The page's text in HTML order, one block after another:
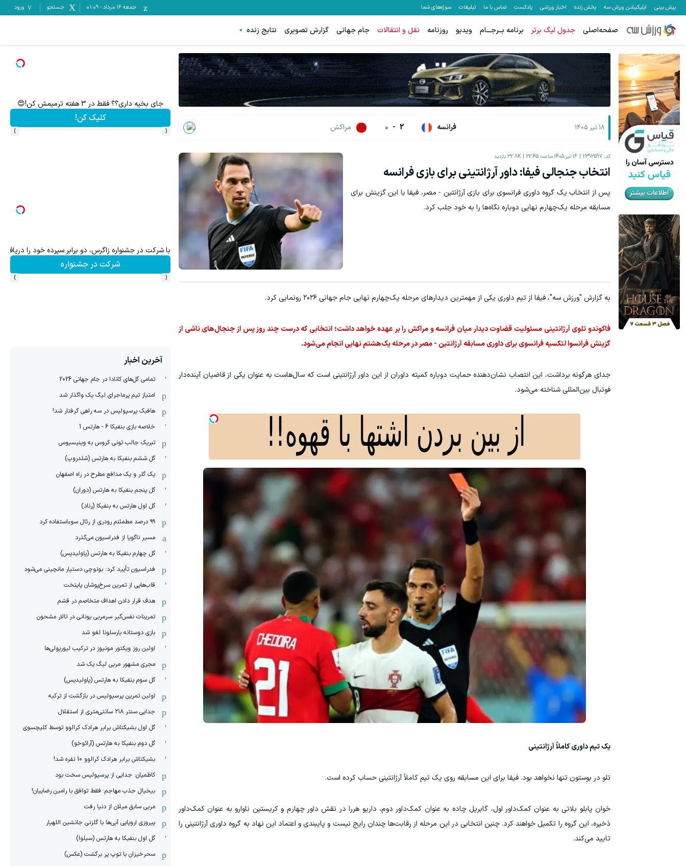
پیش بینی اپلیکیشن ورزش سه پخش زنده اخبار ورزشی پادکست تماس با ما تبلیغات سوژه‌های شما جمعه ۱۶ مرداد -
01:09 جستجو ورود
صفحه‌اصلی جدول لیگ برتر برنامه بــرجـــام ویدیو روزنامه نقل و انتقالات جام جهانی گزارش تصویری نتایج زنده
18 تیر 1405 فرانسه 2
-
0 مراکش
کد: 2393597 16 تیر 1405 ساعت 22:45 32.8K بازدید
انتخاب جنجالی فیفا: داور آرژانتینی برای بازی فرانسه
پس از انتخاب یک گروه داوری فرانسوی برای بازی آرژانتین - مصر، فیفا با این گزینش برای
مسابقه مرحله یک‌چهارم نهایی دوباره نگاه‌ها را به خود جلب کرد.
به گزارش "ورزش سه"، فیفا از تیم داوری یکی از مهمترین دیدارهای مرحله یک‌چهارم نهایی جام جهانی ۲۰۲۶ رونمایی کرد.
فاکوندو تلوی آرژانتینی مسئولیت قضاوت دیدار میان فرانسه و مراکش را بر عهده خواهد داشت؛ انتخابی که درست چند روز پس از جنجال‌های ناشی از
گزینش فرانسوا لتکسیه فرانسوی برای داوری مسابقه آرژانتین - مصر در مرحله یک‌هشتم نهایی انجام می‌شود.
جدای هرگونه برداشت، این انتصاب نشان‌دهنده حمایت دوباره کمیته داوران از این داور آرژانتینی است که سال‌هاست به عنوان یکی از قاضیان آینده‌دار
فوتبال بین‌المللی شناخته می‌شود.
یک تیم داوری کاملاً آرژانتینی
تلو در بوستون تنها نخواهد بود. فیفا برای این مسابقه روی یک تیم کاملاً آرژانتینی حساب کرده است.
خوان پابلو بلاتی به عنوان کمک‌داور اول، گابریل چاده به عنوان کمک‌داور دوم، داریو هررا در نقش داور چهارم و کریستین ناوارو به عنوان کمک‌داور
ذخیره، این گروه را تکمیل خواهند کرد. چنین انتخابی در این مرحله از رقابت‌ها چندان رایج نیست و پایبندی و اعتماد این نهاد به گروه داوری آرژانتینی را
تایید می‌کند.
جای بخیه داری؟؟ فقط در 3 هفته ترمیمش کن!😍 10 میلیون سپرده کن، 20 میلیون بردار🔥😍 این دکتر شیرازی کرم ترمیم زخم ایرانی را ساخت!!! سرمایه‌اتو توی مدت کم دو برابر کن! (جشنواره ویژه
شرکت در جشنواره
‹
›
با شرکت در جشنواره زاگرس، دو برابر سپرده خود را دریافت کنیدسرمایه‌اتو توی مدت کم دو برابر کن! (جشنواره ویژه زاگرس)🔥
شرکت در جشنواره
فرصت ویژه‼️ استخدام بیمه سامان با حقوق و مزایای بالا
تکمیل فرم
‹
›
آخرین اخبار
تمامی گل‌های کانادا در جام جهانی 2026
امتیاز تیم پرماجرای لیگ یک واگذار شد
هافبک پرسپولیس در سه راهی گرفتار شد!
خلاصه بازی بنفیکا 6 - هارتس 1
تبریک جالب تونی کروس به وینیسیوس
گل ششم بنفیکا به هارتس (شلدروپ)
یک گلر و یک مدافع مطرح در راه اصفهان
گل پنجم بنفیکا به هارتس (دوران)
گل اول هارتس به بنفیکا (رناد)
۹۹ درصد مطمئنم رودری از رئال سوءاستفاده کرد
مسیر ناگویا از فدراسیون می‌گذرد
گل چهارم بنفیکا به هارتس (پاولیدیس)
فدراسیون تأیید کرد: بونوچی دستیار مانچینی می‌شود
قاب‌هایی از تمرین سرخ‌پوشان پایتخت
هدف قرار دادن اهداف متخاصم در قشم
‏تمرینات نفس‌گیر سرمربی یونانی در تالار مشحون
بازی دوستانه بارسلونا لغو شد
اولین روز ویکتور مونیوز در ترکیب لیورپولی‌ها
مجری مشهور مربی لیگ یک شد
گل سوم بنفیکا به هارتس (پاولیدیس)
اولین تمرین پرسپولیس در بازگشت از ترکیه
جدایی سنتر ۲۱۸ سانتی‌متری از استقلال
گل اول بشیکتاش برابر هرادک کرالوو توسط کلیچسوی
گل دوم بنفیکا به هارتس (آرائوخو)
بشیکتاش برابر هرادک کرالوو 10 نفره شد!
کاظمیان: جدایی از پرسپولیس سخت بود
بیخیال جذب مهاجم: فقط توافق با رامین رضاییان!
مربی سابق میلان از دنیا رفت
پیروزی اروپایی آبی‌ها با گلزنی جانشین اللهیار
گل اول بنفیکا به هارتس (سیلوا)
سحرخیزان با توپ پر برگشت (عکس)